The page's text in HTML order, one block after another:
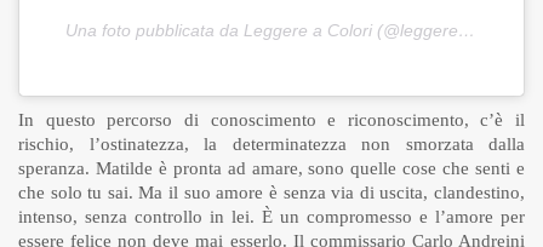
Una foto pubblicata da Leggere a Colori (@leggereacolori) in data:
In questo percorso di conoscimento e riconoscimento, c’è il
rischio, l’ostinatezza, la determinatezza non smorzata dalla
speranza. Matilde è pronta ad amare, sono quelle cose che senti e
che solo tu sai. Ma il suo amore è senza via di uscita, clandestino,
intenso, senza controllo in lei. È un compromesso e l’amore per
essere felice non deve mai esserlo. Il commissario Carlo Andreini